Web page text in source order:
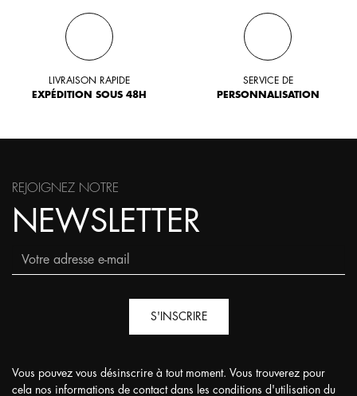
LIVRAISON RAPIDE
EXPÉDITION SOUS 48H
SERVICE DE
PERSONNALISATION
REJOIGNEZ NOTRE
NEWSLETTER
S'INSCRIRE
Vous pouvez vous désinscrire à tout moment. Vous trouverez pour
cela nos informations de contact dans les conditions d'utilisation du